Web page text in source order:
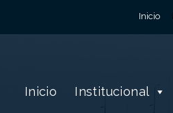
Inicio
Inicio Institucional